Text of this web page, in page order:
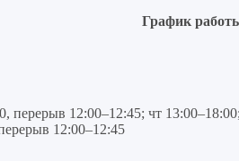
График
перерыв 12:00–12:45; чт
12:00–12:45